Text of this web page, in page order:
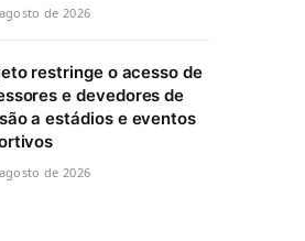
de 2026
restringe o acesso de
e devedores de
a estádios e eventos
de 2026